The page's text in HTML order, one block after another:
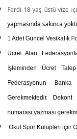
Ferdi 18 yaş üstü vize
yapmasında sakınca
1 Adet Güncel Vesikalık
Ücret Alan
İşleminden Ücret
Federasyonun
Gerekmektedir. Dekont
numarası yazması
Okul Spor Kulüpleri için